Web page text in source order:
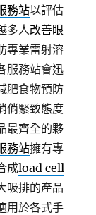
務站以評估
多人改善眼
專業雷射溶
服務站會迅
肥食物預防
俏緊致態度
最齊全的夥
務站擁有專
成load cell
吸排的產品
用於各式手